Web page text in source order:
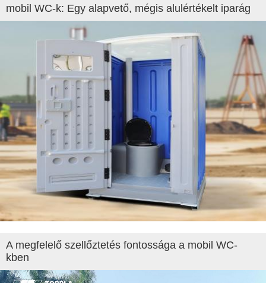
mobil WC-k: Egy alapvető, mégis alulértékelt iparág
A megfelelő szellőztetés fontossága a mobil WC-
kben